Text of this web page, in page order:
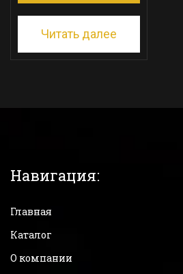
Читать далее
Навигация:
Главная
Каталог
О компании